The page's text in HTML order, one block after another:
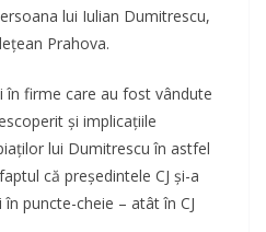
lui Iulian Dumitrescu,
Prahova.
în firme care au fost vândute
și implicațiile
lui Dumitrescu în astfel
că președintele CJ și-a
puncte-cheie – atât în CJ